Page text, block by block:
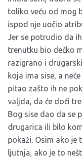
toliko veću od mog
ispod nje uočio
Jer se potrudio da
trenutku bio dečko
razigrano i
koja ima sise, a
pitao zašto ih ne
valjda, da će doći
Bog sise dao da se
drugarica ili bilo
pokaži. Osim ako je
ljutnja, ako je to